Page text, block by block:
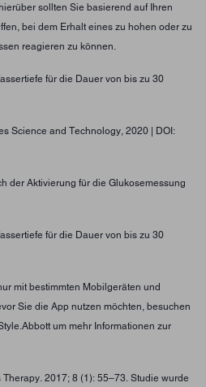
sollten Sie basierend auf Ihren
bei dem Erhalt eines zu hohen oder zu
reagieren zu können.
für die Dauer von bis zu 30
Science and Technology, 2020 | DOI:
der Aktivierung für die Glukosemessung
für die Dauer von bis zu 30
mit bestimmten Mobilgeräten und
Sie die App nutzen möchten, besuchen
um mehr Informationen zur
2017; 8 (1): 55–73. Studie wurde